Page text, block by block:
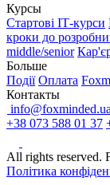
Курсы
Стартові IТ-курси
кроки до
middle/senior
Больше
Події Оплата
Контакты
info@foxminded.ua
+38 073 588 01 37
All rights reserved.
Політика